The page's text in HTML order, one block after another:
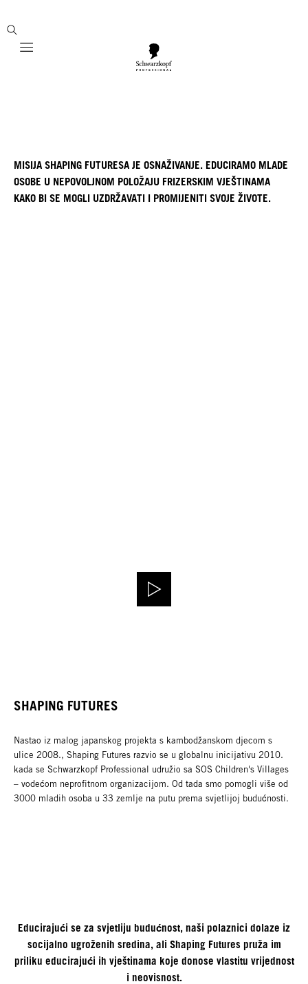
Mobile navigation
MISIJA SHAPING FUTURESA JE OSNAŽIVANJE. EDUCIRAMO MLADE
OSOBE U NEPOVOLJNOM POLOŽAJU FRIZERSKIM VJEŠTINAMA
KAKO BI SE MOGLI UZDRŽAVATI I PROMIJENITI SVOJE ŽIVOTE.
SHAPING FUTURES
Nastao iz malog japanskog projekta s kambodžanskom djecom s
ulice 2008., Shaping Futures razvio se u globalnu inicijativu 2010.
kada se Schwarzkopf Professional udružio sa SOS Children's Villages
– vodećom neprofitnom organizacijom. Od tada smo pomogli više od
3000 mladih osoba u 33 zemlje na putu prema svjetlijoj budućnosti.
Educirajući se za svjetliju budućnost, naši polaznici dolaze iz
socijalno ugroženih sredina, ali Shaping Futures pruža im
priliku educirajući ih vještinama koje donose vlastitu vrijednost
i neovisnost.